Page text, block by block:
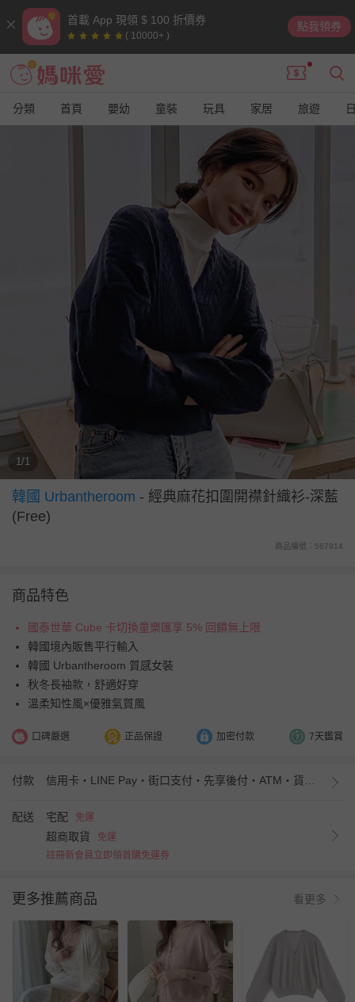
首載 App 現領 $ 100 折價券
( 10000+ )
點我領券
分類 首頁 嬰幼 童裝 玩具 家居 旅遊
1/1
韓國 Urbantheroom - 經典麻花扣圍開襟針織衫-深藍
(Free)
商品編號：567914
商品特色
國泰世華 Cube 卡切換童樂匯享 5% 回饋無上限
韓國境內販售平行輸入
韓國 Urbantheroom 質感女裝
秋冬長袖款，舒適好穿
溫柔知性風×優雅氣質風
口碑嚴選 正品保證 加密付款 7天鑑賞
付款
配送 宅配 免運
超商取貨
免運
註冊新會員立即領首購免運券
更多推薦商品 看更多